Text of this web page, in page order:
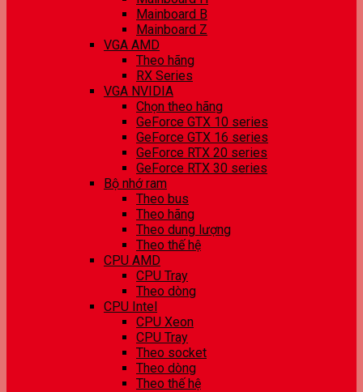
Mainboard B
Mainboard Z
VGA AMD
Theo hãng
RX Series
VGA NVIDIA
Chọn theo hãng
GeForce GTX 10 series
GeForce GTX 16 series
GeForce RTX 20 series
GeForce RTX 30 series
Bộ nhớ ram
Theo bus
Theo hãng
Theo dung lượng
Theo thế hệ
CPU AMD
CPU Tray
Theo dòng
CPU Intel
CPU Xeon
CPU Tray
Theo socket
Theo dòng
Theo thế hệ